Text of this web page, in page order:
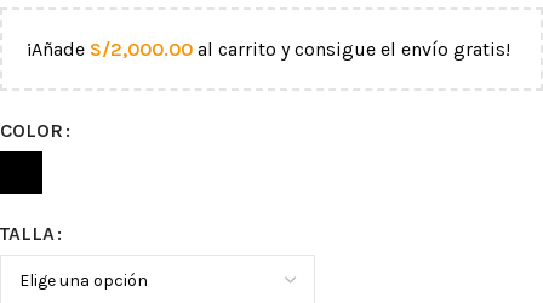
¡Añade S/2,000.00 al carrito y consigue el envío gratis!
COLOR
TALLA